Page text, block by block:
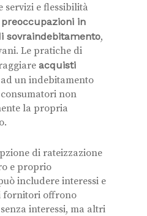
servizi e flessibilità
in
sovraindebitamento,
Le pratiche di
acquisti
un indebitamento
non
la propria
di rateizzazione
e proprio
includere interessi e
fornitori offrono
interessi, ma altri